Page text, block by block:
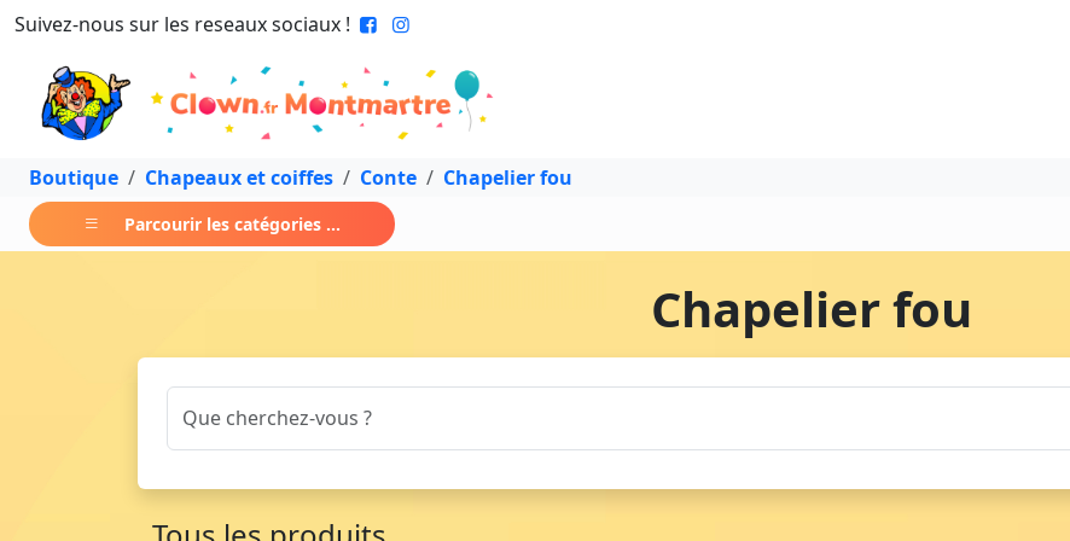
Suivez-nous sur les reseaux sociaux !
Boutique Chapeaux et coiffes Conte Chapelier fou
Parcourir les catégories ...
Chapelier fou